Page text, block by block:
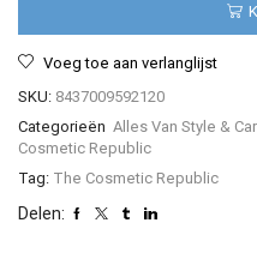
Voeg toe aan verlanglijst
SKU: 8437009592120
Categorieën Alles Van Style &
Cosmetic Republic
Tag: The Cosmetic Republic
Delen: